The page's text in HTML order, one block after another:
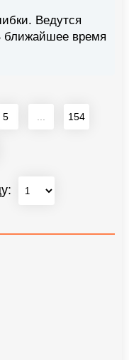
Ведутся
ближайшее время
5 154